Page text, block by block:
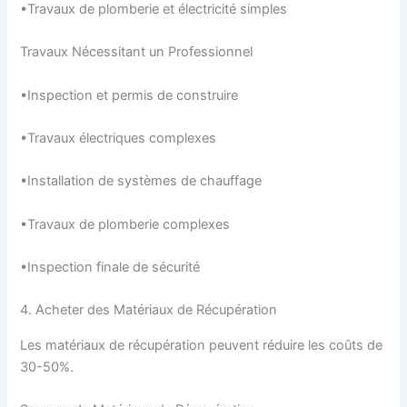
•Travaux de plomberie et électricité simples
Travaux Nécessitant un Professionnel
•Inspection et permis de construire
•Travaux électriques complexes
•Installation de systèmes de chauffage
•Travaux de plomberie complexes
•Inspection finale de sécurité
4. Acheter des Matériaux de Récupération
Les matériaux de récupération peuvent réduire les coûts de
30-50%.